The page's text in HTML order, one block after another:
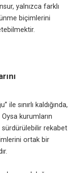
yalnızca farklı
biçimlerini
sınırlı kaldığında,
kurumların
rekabet
ortak bir